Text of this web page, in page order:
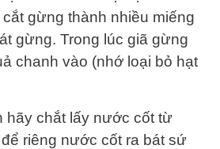
gừng thành nhiều miếng
gừng. Trong lúc giã gừng
chanh vào (nhớ loại bỏ hạt
hãy chắt lấy nước cốt từ
riêng nước cốt ra bát sứ